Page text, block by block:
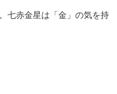
七赤金星は「金」の気を持